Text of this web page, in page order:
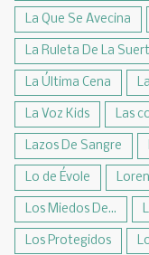
La Que Se Avecina
La Ruleta De La
La Última Cena
La Voz Kids Las
Lazos De Sangre
Lo de Évole
Los Miedos De...
Los Protegidos